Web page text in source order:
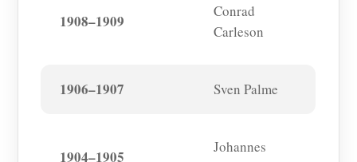
1908–1909
Conrad
Carleson
1906–1907 Sven Palme
1904–1905
Johannes